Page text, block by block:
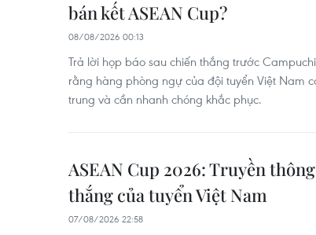
bán kết ASEAN Cup?
08/08/2026 00:13
Trả lời họp báo sau chiến thắng trước
rằng hàng phòng ngự của đội tuyển Việt Nam
trung và cần nhanh chóng khắc phục.
ASEAN Cup 2026: Truyền
thắng của tuyển Việt Nam
07/08/2026 22:58